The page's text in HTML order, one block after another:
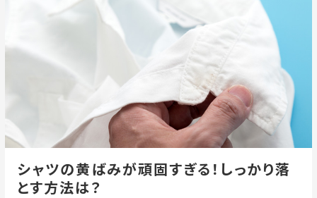
シャツの黄ばみが頑固すぎる！しっかり落
とす方法は？